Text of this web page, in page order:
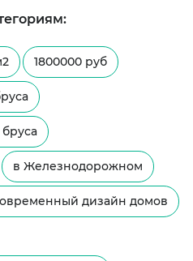
1800000 руб
в Железнодорожном
дизайн домов